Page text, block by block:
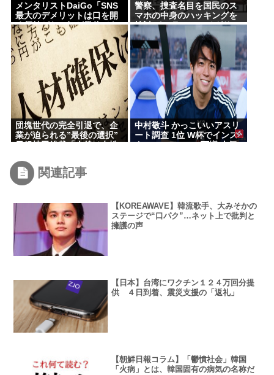
メンタリストDaiGo「SNS
最大のデメリットは口を開
く価値がない奴が発信でき
るようになったこと」
警察、捜査名目を国民のス
マホの中身のハッキングを
検討 イスラエルのペガサス
のようなスパイウェアを使
用か
団塊世代の完全引退で、企
業が迫られる”最後の選択”
日銀植田総裁「今後は女性
活用が鍵」
中村敬斗 かっこいいアスリ
ート調査 1位 W杯でインス
タフォロワー127万増 人気
関連記事
【KOREAWAVE】韓流歌手、大みそかの
ステージで“口パク”…ネット上で批判と
擁護の声
【日本】台湾にワクチン１２４万回分提
供 ４日到着、震災支援の「返礼」
【朝鮮日報コラム】「鬱憤社会」韓国
「火病」とは、韓国固有の病気の名称だ